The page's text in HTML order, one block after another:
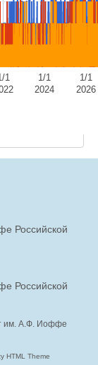
1
1/1
2024
1/1
2026
Российской
Российской
им. А.Ф. Иоффе
HTML Theme